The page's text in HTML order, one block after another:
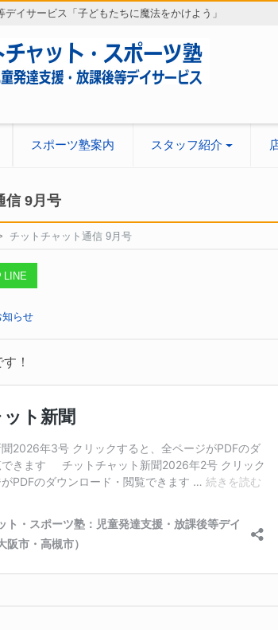
デイサービス「子どもたちに魔法をかけよう」
スポーツ塾案内 スタッフ紹介
信 9月号
チットチャット通信 9月号
LINE
知らせ
！